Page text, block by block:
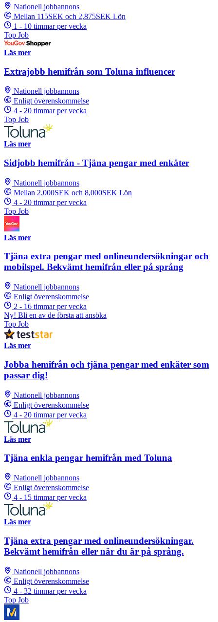
Nationell jobbannons
Mellan 115SEK och 2,875SEK Lön
1 - 10 timmar per vecka
Top Job
Läs mer
Extrajobb hemifrån som Toluna influencer
Nationell jobbannons
Enligt överenskommelse
4 - 20 timmar per vecka
Top Job
Läs mer
Sidjobb hemifrån - Tjäna pengar med enkäter
Nationell jobbannons
Mellan 2,000SEK och 8,000SEK Lön
4 - 20 timmar per vecka
Top Job
Läs mer
Tjäna extra pengar med onlineundersökningar och
mobilspel. Bekvämt hemifrån eller på språng
Nationell jobbannons
Enligt överenskommelse
2 - 16 timmar per vecka
Ny! Bli en av de första att ansöka
Top Job
Läs mer
Jobba hemifrån och tjäna pengar med enkäter som
passar dig!
Nationell jobbannons
Enligt överenskommelse
4 - 20 timmar per vecka
Läs mer
Tjäna enkla pengar hemifrån med Toluna
Nationell jobbannons
Enligt överenskommelse
4 - 15 timmar per vecka
Läs mer
Tjäna extra pengar med onlineundersökningar.
Bekvämt hemifrån eller när du är på språng.
Nationell jobbannons
Enligt överenskommelse
4 - 32 timmar per vecka
Top Job